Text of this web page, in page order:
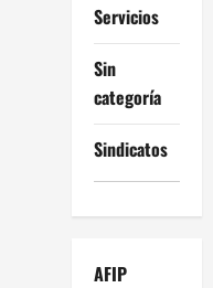
Servicios
Sin
categoría
Sindicatos
AFIP